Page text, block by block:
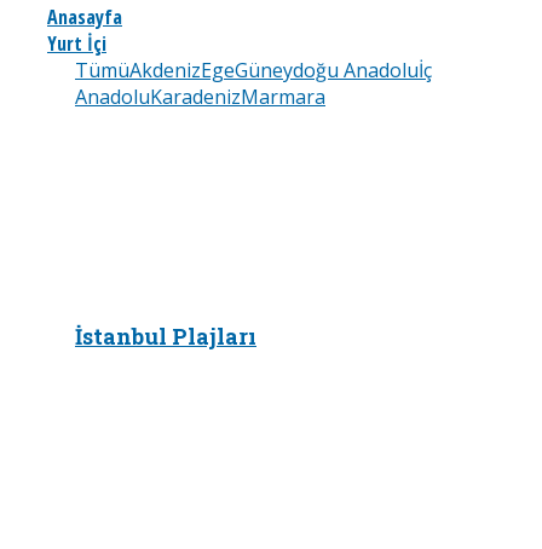
Anasayfa
Yurt İçi
TümüAkdenizEgeGüneydoğu Anadoluİç
AnadoluKaradenizMarmara
İstanbul Plajları